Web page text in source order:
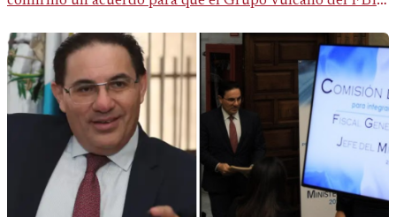
fallido con la administración anterior del Ministerio
Público.